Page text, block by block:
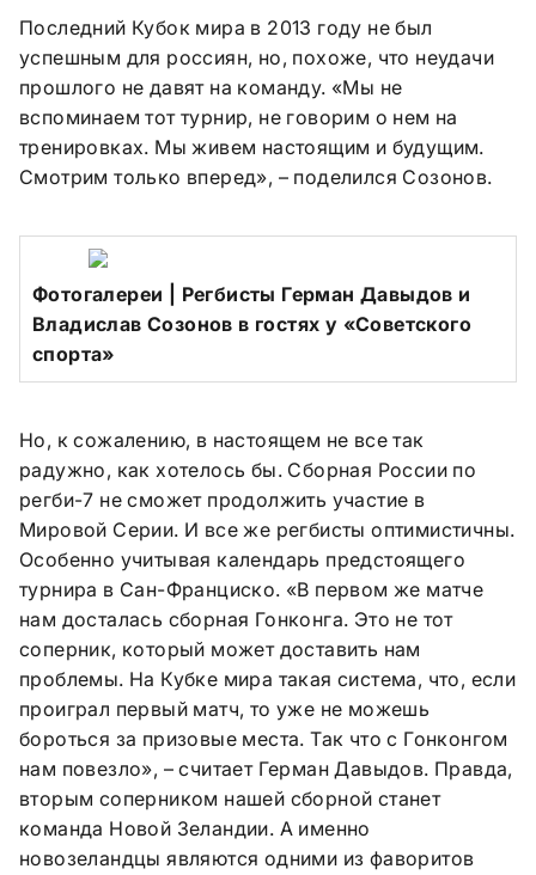
Последний Кубок мира в 2013 году не был
успешным для россиян, но, похоже, что неудачи
прошлого не давят на команду. «Мы не
вспоминаем тот турнир, не говорим о нем на
тренировках. Мы живем настоящим и будущим.
Смотрим только вперед», – поделился Созонов.
Фотогалереи | Регбисты Герман Давыдов и
Владислав Созонов в гостях у «Советского
спорта»
Но, к сожалению, в настоящем не все так
радужно, как хотелось бы. Сборная России по
регби-7 не сможет продолжить участие в
Мировой Серии. И все же регбисты оптимистичны.
Особенно учитывая календарь предстоящего
турнира в Сан-Франциско. «В первом же матче
нам досталась сборная Гонконга. Это не тот
соперник, который может доставить нам
проблемы. На Кубке мира такая система, что, если
проиграл первый матч, то уже не можешь
бороться за призовые места. Так что с Гонконгом
нам повезло», – считает Герман Давыдов. Правда,
вторым соперником нашей сборной станет
команда Новой Зеландии. А именно
новозеландцы являются одними из фаворитов